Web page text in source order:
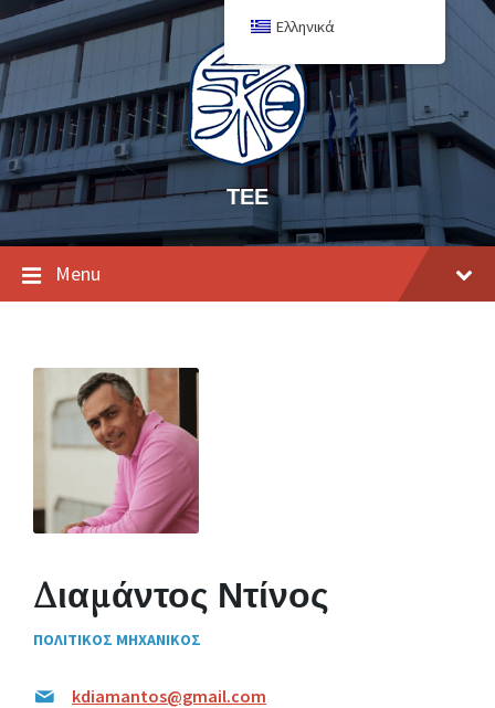
ΤΕΕ
Menu
Διαμάντος Ντίνος
ΠΟΛΙΤΙΚΟΣ ΜΗΧΑΝΙΚΟΣ
kdiamantos@gmail.com
Ελληνικά